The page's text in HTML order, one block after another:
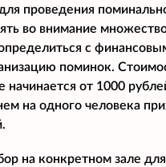
проведения
во внимание
с
поминок.
от 1000
на одного человека
на конкретном зале для